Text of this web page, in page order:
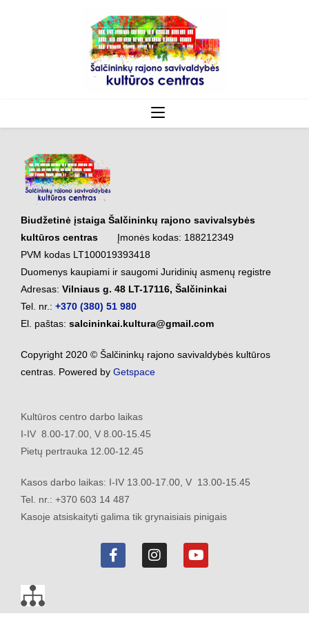
Biudžetinė įstaiga Šalčininkų rajono savivalsybės
kultūros centras
Įmonės kodas: 188212349
PVM kodas LT100019393418
Duomenys kaupiami ir saugomi Juridinių asmenų registre
Adresas: Vilniaus g. 48 LT-17116, Šalčininkai
Tel. nr.: +370 (380) 51 980
El. paštas: salcininkai.kultura@gmail.com
Copyright 2020 © Šalčininkų rajono savivaldybės kultūros
centras. Powered by Getspace
Kultūros centro darbo laikas
I-IV 8.00-17.00, V 8.00-15.45
Pietų pertrauka 12.00-12.45
Kasos darbo laikas: I-IV 13.00-17.00, V 13.00-15.45
Tel. nr.: +370 603 14 487
Kasoje atsiskaityti galima tik grynaisiais pinigais